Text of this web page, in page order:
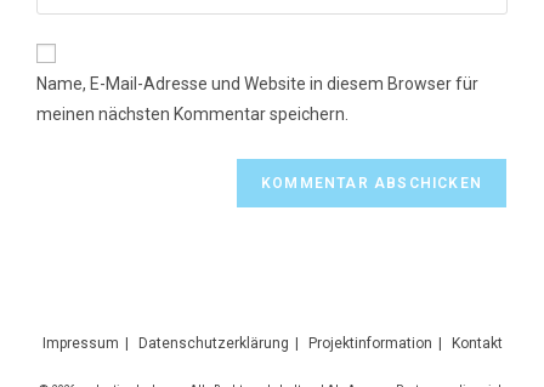
Kommentieren
ein
zum
Kommentieren
ein
deine
Website-
Name, E-Mail-Adresse und Website in diesem Browser für
meinen nächsten Kommentar speichern.
Impressum Datenschutzerklärung Projektinformation Kontakt